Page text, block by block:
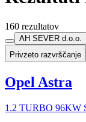
160 rezultatov
AH SEVER d.o.o.
Privzeto razvrščanje
Opel Astra
1.2 TURBO 96KW